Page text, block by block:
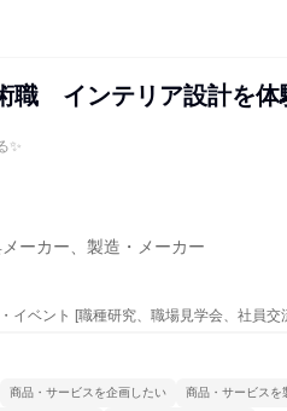
職 インテリア設計を体
✨
ーカー、製造・メーカー
ベント [職種研究、職場見学会、社員交
商品・サービスを企画したい 商品・サービスを